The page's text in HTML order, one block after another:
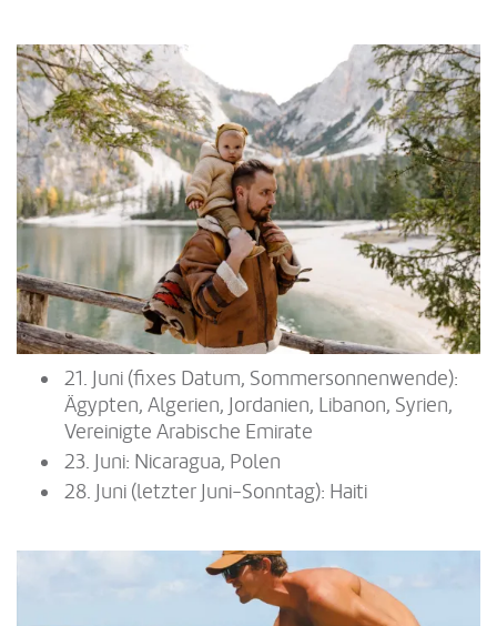
21. Juni (fixes Datum, Sommersonnenwende):
Ägypten, Algerien, Jordanien, Libanon, Syrien,
Vereinigte Arabische Emirate
23. Juni: Nicaragua, Polen
28. Juni (letzter Juni-Sonntag): Haiti